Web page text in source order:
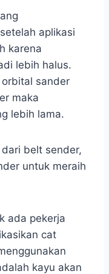
aplikasi
karena
lebih halus.
sander
maka
lebih lama.
belt sender,
untuk meraih
ada pekerja
cat
kayu akan